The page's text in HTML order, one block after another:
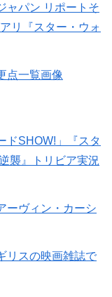
ャパン リポートそ
リ『スター・ウォ
点一覧画像
ドSHOW!」『スタ
襲』トリビア実況
ーヴィン・カーシ
リスの映画雑誌で